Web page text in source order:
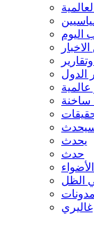
اليوم
الدول
عالمية
ساخنة
يحدث
حدث
الظل
مدونات
غاليري